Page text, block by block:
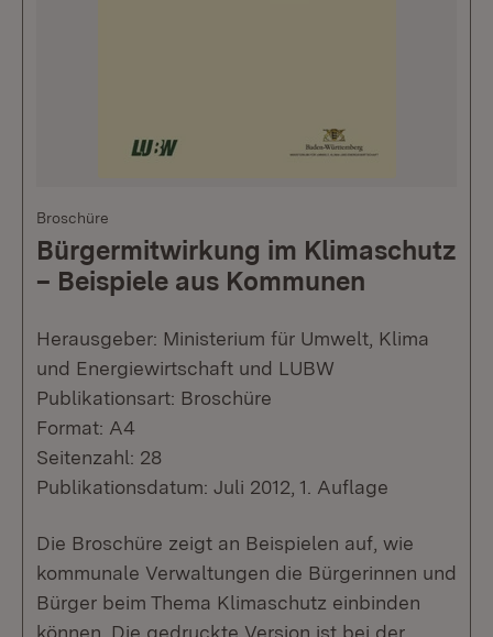
Broschüre
Bürgermitwirkung im Klimaschutz
– Beispiele aus Kommunen
Herausgeber: Ministerium für Umwelt, Klima
und Energiewirtschaft und LUBW
Publikationsart: Broschüre
Format: A4
Seitenzahl: 28
Publikationsdatum: Juli 2012, 1. Auflage
Die Broschüre zeigt an Beispielen auf, wie
kommunale Verwaltungen die Bürgerinnen und
Bürger beim Thema Klimaschutz einbinden
können. Die gedruckte Version ist bei der